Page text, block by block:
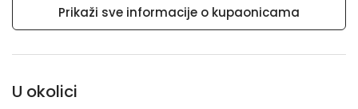
Prikaži sve informacije o kupaonicama
U okolici